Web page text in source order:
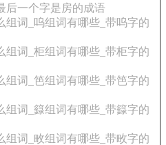
后一个字是房的成语
组词_呜组词有哪些_带呜字的
组词_柜组词有哪些_带柜字的
组词_笆组词有哪些_带笆字的
组词_籙组词有哪些_带籙字的
组词_畋组词有哪些_带畋字的